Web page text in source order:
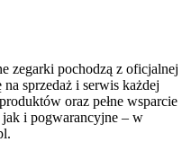
zegarki pochodzą z oficjalnej
sprzedaż i serwis każdej
oraz pełne wsparcie
i pogwarancyjne – w